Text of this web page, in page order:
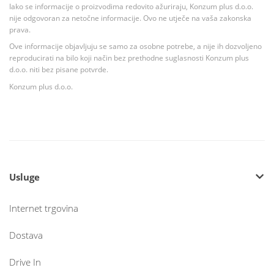
Iako se informacije o proizvodima redovito ažuriraju, Konzum plus d.o.o.
nije odgovoran za netočne informacije. Ovo ne utječe na vaša zakonska
prava.
Ove informacije objavljuju se samo za osobne potrebe, a nije ih dozvoljeno
reproducirati na bilo koji način bez prethodne suglasnosti Konzum plus
d.o.o. niti bez pisane potvrde.
Konzum plus d.o.o.
Usluge
Internet trgovina
Dostava
Drive In